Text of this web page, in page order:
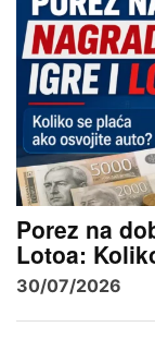
Porez na
Lotoa:
30/07/2026